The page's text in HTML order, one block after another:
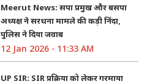
Meerut News: सपा प्रमुख और बसपा
अध्यक्ष ने सरधना मामले की कड़ी निंदा,
पुलिस ने दिया जवाब
12 Jan 2026 - 11:33 AM
UP SIR: SIR प्रक्रिया को लेकर गरमाया